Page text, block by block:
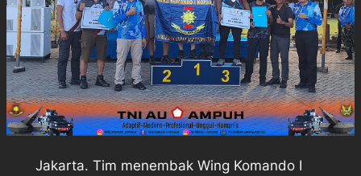
Jakarta. Tim menembak Wing Komando I